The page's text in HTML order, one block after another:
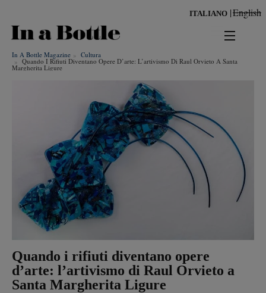
contenuto
ITALIANO English
news
ambiente
cultura
In A Bottle Magazine Cultura
Quando I Rifiuti Diventano Opere D’arte: L’artivismo Di Raul Orvieto A Santa
Margherita Ligure
Quando i rifiuti diventano opere
d’arte: l’artivismo di Raul Orvieto a
Santa Margherita Ligure